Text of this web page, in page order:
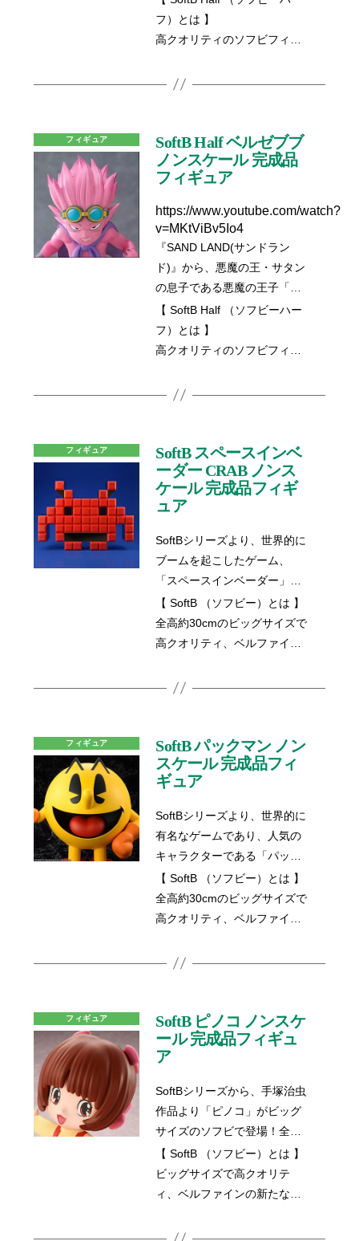
登場！
2023年に発売しました
ンをハーフサイズ（約15cm）
マンのクール且つ可愛さは必
見です！ゲームの世界から飛
び出してきたパックマンを、
オブジェとして、是非あなた
フ）とは 】
高クオリティのソフビフィギ
フサイズ(約15cm)のシリーズ
フィギュア
SoftB Half ベルゼブブ
ノンスケール 完成品
フィギュア
https://www.youtube.com/watch?
v=MKtViBv5Io4
『SAND LAND(サンドラン
ド)』から、悪魔の王・サタン
の息子である悪魔の王子「ベ
ルゼブブ」が、SoftB Halfで登
場！
一部ソフビの成形を採用し、
ゼブブを躍動感のあるポーズ
使いなど、可愛らしさも存分
に追及いたしました。
夜更かししたうえに歯も磨か
ず寝てしまう、自称“ワルの中
たのお手元にお迎えくださ
い。
【 SoftB Half （ソフビーハー
フ）とは 】
高クオリティのソフビフィギ
フサイズ(約15cm)のシリーズ
フィギュア
SoftB スペースインベ
ーダー CRAB ノンス
ケール 完成品フィギ
ュア
SoftBシリーズより、世界的に
ブームを起こしたゲーム、
「スペースインベーダー」の
CRABがビッグサイズのソフ
ビで登場！高さ約28cm、横幅
約39cmの圧巻のボリューム
してきました。 ゲームの世界
CRABの放つ存在感は抜群で
す！ 宇宙からやってきた
CRABを、インテリアとし
のお部屋もインベード（侵
略）されてください。
【 SoftB （ソフビー）とは 】
全高約30cmのビッグサイズで
高クオリティ、ベルファイン
です。
フィギュア
SoftB パックマン ノン
スケール 完成品フィ
ギュア
SoftBシリーズより、世界的に
有名なゲームであり、人気の
キャラクターである「パック
マン」がビッグサイズのソフ
ビで登場！高さ約30cm、横幅
約33cmの圧巻のボリューム
たしました。まるでゲームの
を、お部屋のインテリアとし
て、オブジェとして、是非あ
なたのお手元にお迎えくださ
【 SoftB （ソフビー）とは 】
全高約30cmのビッグサイズで
高クオリティ、ベルファイン
です。
フィギュア
SoftB ピノコ ノンスケ
ール 完成品フィギュ
ア
SoftBシリーズから、手塚治虫
作品より「ピノコ」がビッグ
サイズのソフビで登場！全高
約28cmと存在感のある圧巻の
ボリュームです。家や職場に
ピノコがいる！あなたもブラ
ってみませんか？愛くるしい
【 SoftB （ソフビー）とは 】
ビッグサイズで高クオリテ
ィ、ベルファインの新たなソ
す。「SoftB（ソフビー）」第